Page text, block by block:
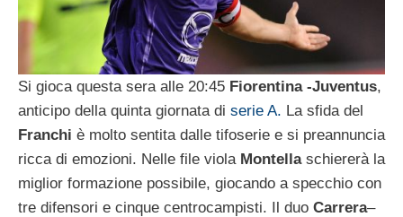
Si gioca questa sera alle 20:45 Fiorentina -Juventus,
anticipo della quinta giornata di serie A. La sfida del
Franchi è molto sentita dalle tifoserie e si preannuncia
ricca di emozioni. Nelle file viola Montellaschiererà la
miglior formazione possibile, giocando a specchio con
tre difensori e cinque centrocampisti. Il duo Carrera–